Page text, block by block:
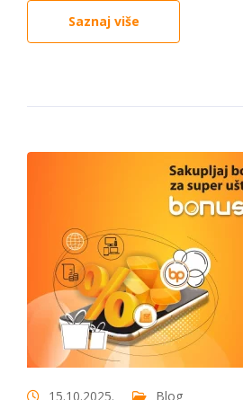
Saznaj više
15.10.2025. Blog